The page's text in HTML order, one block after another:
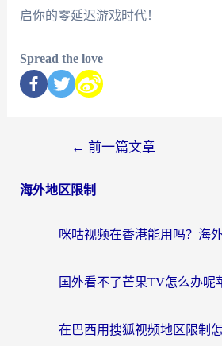
启你的零延迟游戏时代！
Spread the love
← 前一篇文章
海外地区限制